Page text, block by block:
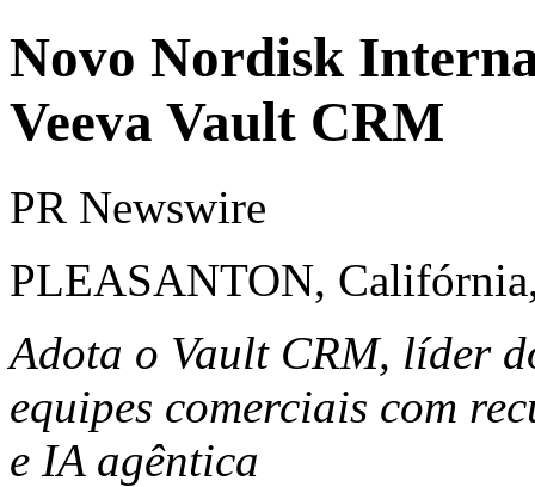
Novo Nordisk
Veeva Vault CRM
PR Newswire
PLEASANTON,
Adota o Vault CRM, líder
equipes comerciais com
e IA agêntica